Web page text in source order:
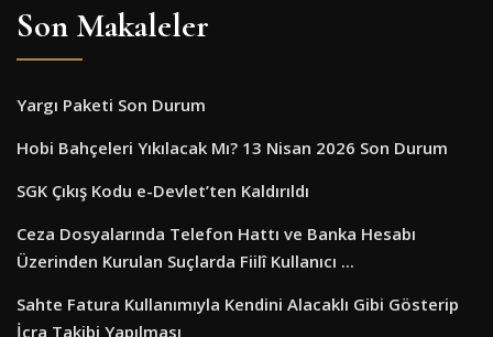
Son Makaleler
Yargı Paketi Son Durum
Hobi Bahçeleri Yıkılacak Mı? 13 Nisan 2026 Son Durum
SGK Çıkış Kodu e-Devlet’ten Kaldırıldı
Ceza Dosyalarında Telefon Hattı ve Banka Hesabı
Üzerinden Kurulan Suçlarda Fiilî Kullanıcı ...
Sahte Fatura Kullanımıyla Kendini Alacaklı Gibi Gösterip
İcra Takibi Yapılması